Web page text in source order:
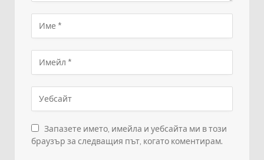
Запазете името, имейла и уебсайта ми в този
браузър за следващия път, когато коментирам.